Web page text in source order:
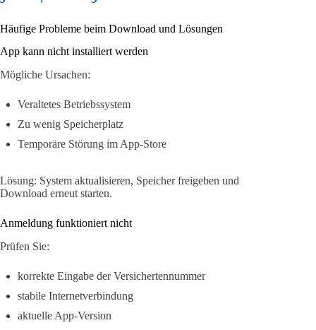
Häufige Probleme beim Download und Lösungen
App kann nicht installiert werden
Mögliche Ursachen:
Veraltetes Betriebssystem
Zu wenig Speicherplatz
Temporäre Störung im App-Store
Lösung: System aktualisieren, Speicher freigeben und
Download erneut starten.
Anmeldung funktioniert nicht
Prüfen Sie:
korrekte Eingabe der Versichertennummer
stabile Internetverbindung
aktuelle App-Version